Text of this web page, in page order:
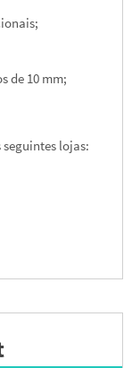
de 10 mm;
seguintes lojas: